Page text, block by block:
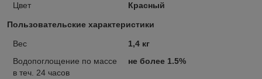
Цвет
Красный
Пользовательские характеристики
Вес
1,4 кг
Водопоглощение по массе
в теч. 24 часов
не более 1.5%